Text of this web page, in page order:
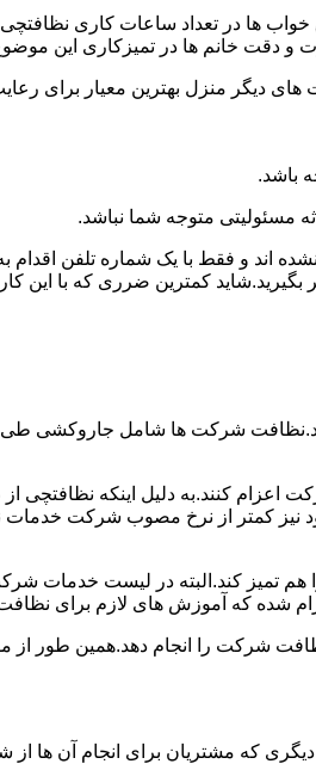
ها در تعداد ساعات کاری نظافتچی
و دقت خانم ها در تمیزکاری این
دیگر منزل بهترین معیار برای
باشد.
مسئولیتی متوجه شما نباشد.
اند و فقط با یک شماره تلفن اقدام
کمترین ضرری که با این
شرکت ها شامل جاروکشی طی
کنند.به دلیل اینکه نظافتچی
نیز کمتر از نرخ مصوب شرکت
هم تمیز کند.البته در لیست خدمات
شده که آموزش های لازم برای نظافت
شرکت را انجام دهد.همین طور از
که مشتریان برای انجام آن ها